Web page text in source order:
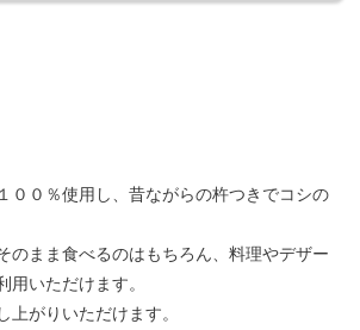
００％使用し、昔ながらの杵つきでコシの
のまま食べるのはもちろん、料理やデザー
用いただけます。
上がりいただけます。